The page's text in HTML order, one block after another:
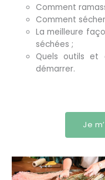
Comment
Comment
La meilleure
séchées ;
Quels outils et
démarrer.
Je